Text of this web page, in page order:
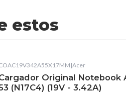
estos
|Acer
Original Notebook
(N17C4) (19V - 3.42A)